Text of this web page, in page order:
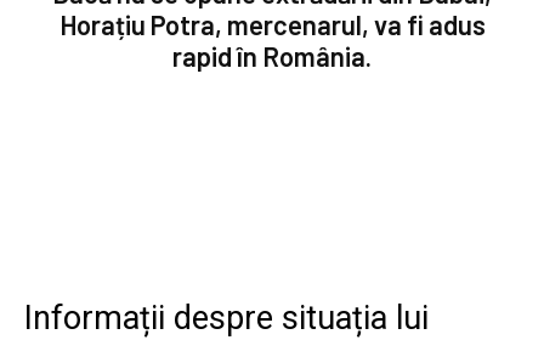
Horațiu Potra, mercenarul, va fi adus
rapid în România.
Informații despre situația lui